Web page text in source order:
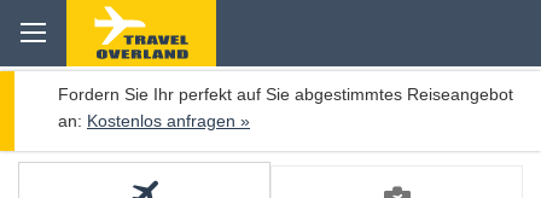
Fordern Sie Ihr perfekt auf Sie abgestimmtes Reiseangebot
an: Kostenlos anfragen »